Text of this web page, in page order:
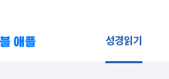
성경읽기